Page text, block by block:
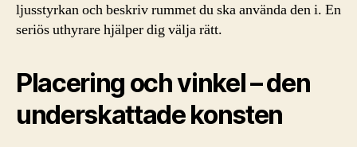
ljusstyrkan och beskriv rummet du ska använda den i. En
seriös uthyrare hjälper dig välja rätt.
Placering och vinkel – den
underskattade konsten